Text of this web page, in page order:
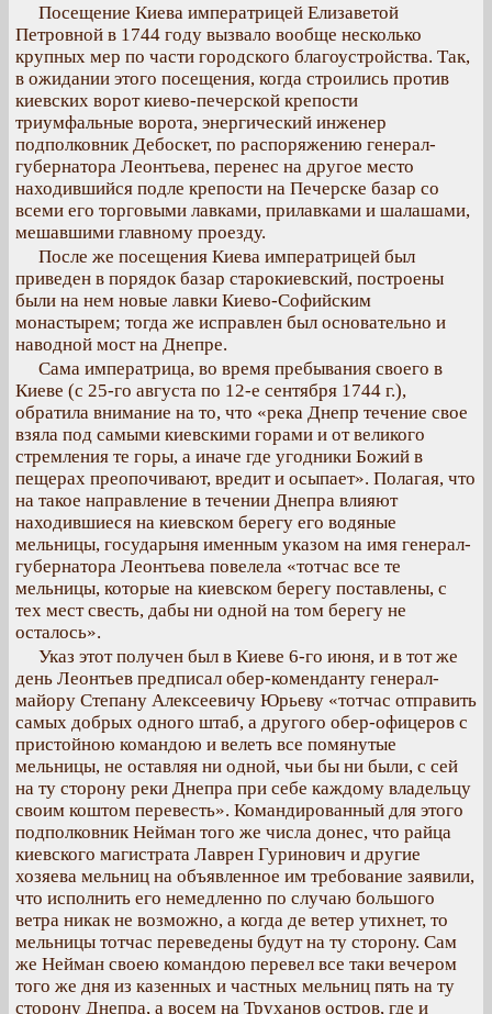
Посещение Киева императрицей Елизаветой
Петровной в 1744 году вызвало вообще несколько
крупных мер по части городского благоустройства. Так,
в ожидании этого посещения, когда строились против
киевских ворот киево-печерской крепости
триумфальные ворота, энергический инженер
подполковник Дебоскет, по распоряжению генерал-
губернатора Леонтьева, перенес на другое место
находившийся подле крепости на Печерске базар со
всеми его торговыми лавками, прилавками и шалашами,
мешавшими главному проезду.
После же посещения Киева императрицей был
приведен в порядок базар старокиевский, построены
были на нем новые лавки Киево-Софийским
монастырем; тогда же исправлен был основательно и
наводной мост на Днепре.
Сама императрица, во время пребывания своего в
Киеве (с 25-го августа по 12-е сентября 1744 г.),
обратила внимание на то, что «река Днепр течение свое
взяла под самыми киевскими горами и от великого
стремления те горы, а иначе где угодники Божий в
пещерах преопочивают, вредит и осыпает». Полагая, что
на такое направление в течении Днепра влияют
находившиеся на киевском берегу его водяные
мельницы, государыня именным указом на имя генерал-
губернатора Леонтьева повелела «тотчас все те
мельницы, которые на киевском берегу поставлены, с
тех мест свесть, дабы ни одной на том берегу не
осталось».
Указ этот получен был в Киеве 6-го июня, и в тот же
день Леонтьев предписал обер-коменданту генерал-
майору Степану Алексеевичу Юрьеву «тотчас отправить
самых добрых одного штаб, а другого обер-офицеров с
пристойною командою и велеть все помянутые
мельницы, не оставляя ни одной, чьи бы ни были, с сей
на ту сторону реки Днепра при себе каждому владельцу
своим коштом перевесть». Командированный для этого
подполковник Нейман того же числа донес, что райца
киевского магистрата Лаврен Гуринович и другие
хозяева мельниц на объявленное им требование заявили,
что исполнить его немедленно по случаю большого
ветра никак не возможно, а когда де ветер утихнет, то
мельницы тотчас переведены будут на ту сторону. Сам
же Нейман своею командою перевел все таки вечером
того же дня из казенных и частных мельниц пять на ту
сторону Днепра, а восем на Труханов остров, где и